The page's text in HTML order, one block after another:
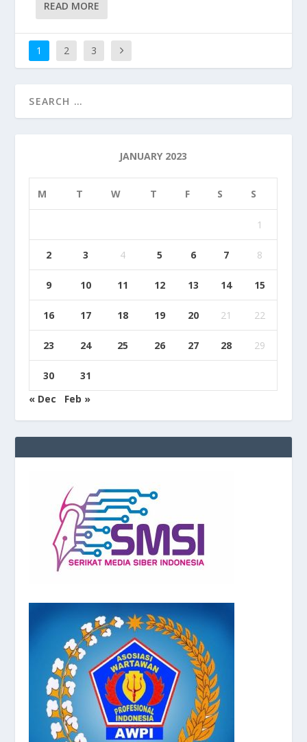
READ MORE
1 2 3
JANUARY 2023
M T W T F S S
1
2 3 4 5 6 7 8
9 10 11 12 13 14 15
16 17 18 19 20 21 22
23 24 25 26 27 28 29
30
31
« Dec
Feb »